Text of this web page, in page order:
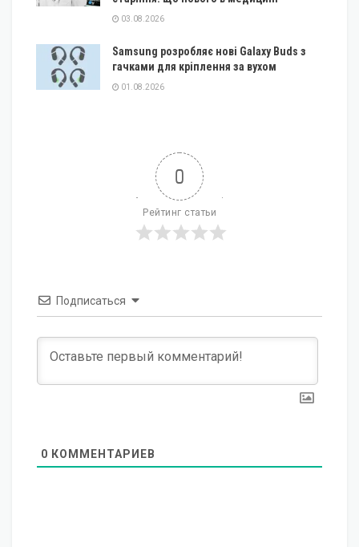
03.08.2026
Samsung розробляє нові Galaxy Buds з
гачками для кріплення за вухом
01.08.2026
0
Рейтинг статьи
Подписаться
0 КОММЕНТАРИЕВ